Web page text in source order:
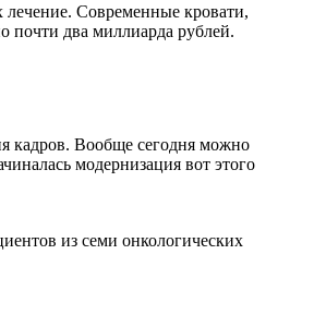
Современные кровати,
почти два миллиарда рублей.
кадров. Вообще сегодня можно
модернизация вот этого
из семи онкологических